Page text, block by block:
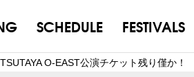
SCHEDULE FESTIVALS
O-EAST公演チケット残り僅か！